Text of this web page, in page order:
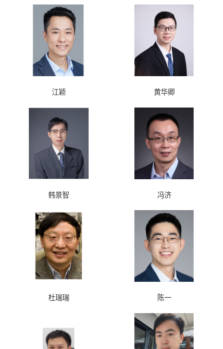
江颖 黄华卿
韩景智 冯济
杜瑞瑞 陈一